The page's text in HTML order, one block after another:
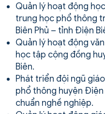
Quản lý hoạt động
trung học phổ thông
Biên Phủ – tỉnh Điện
Quản lý hoạt động
học tập cộng đồng
Biên.
Phát triển đội ngũ
phổ thông huyện
chuẩn nghề nghiệp.